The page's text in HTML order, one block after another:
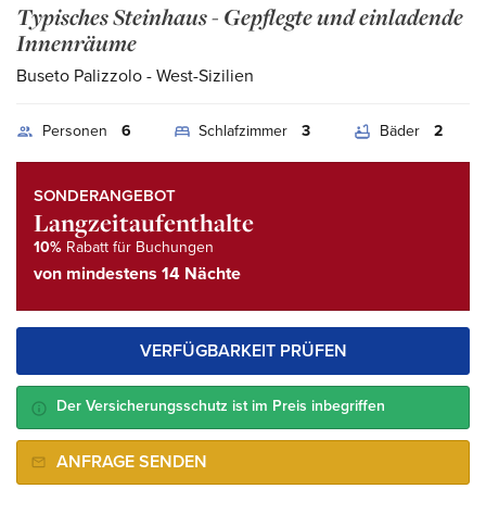
Typisches Steinhaus - Gepflegte und einladende
Innenräume
Buseto Palizzolo - West-Sizilien
Personen 6 Schlafzimmer 3 Bäder 2
SONDERANGEBOT
Langzeitaufenthalte
10% Rabatt für Buchungen
von mindestens 14 Nächte
VERFÜGBARKEIT PRÜFEN
Der Versicherungsschutz ist im Preis inbegriffen
ANFRAGE SENDEN